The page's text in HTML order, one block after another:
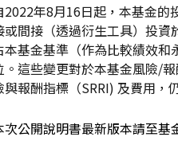
2022年8月16日起 ， 本基金的
或間接（透過衍生工具）投
本基金基準（作為比較績效
。這些變更對於本基金風險/
與報酬指標（SRRI) 及費用，
次公開說明書最新版本請至基